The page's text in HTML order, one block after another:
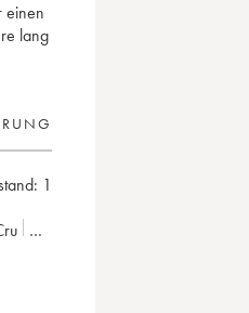
einen
lang
1